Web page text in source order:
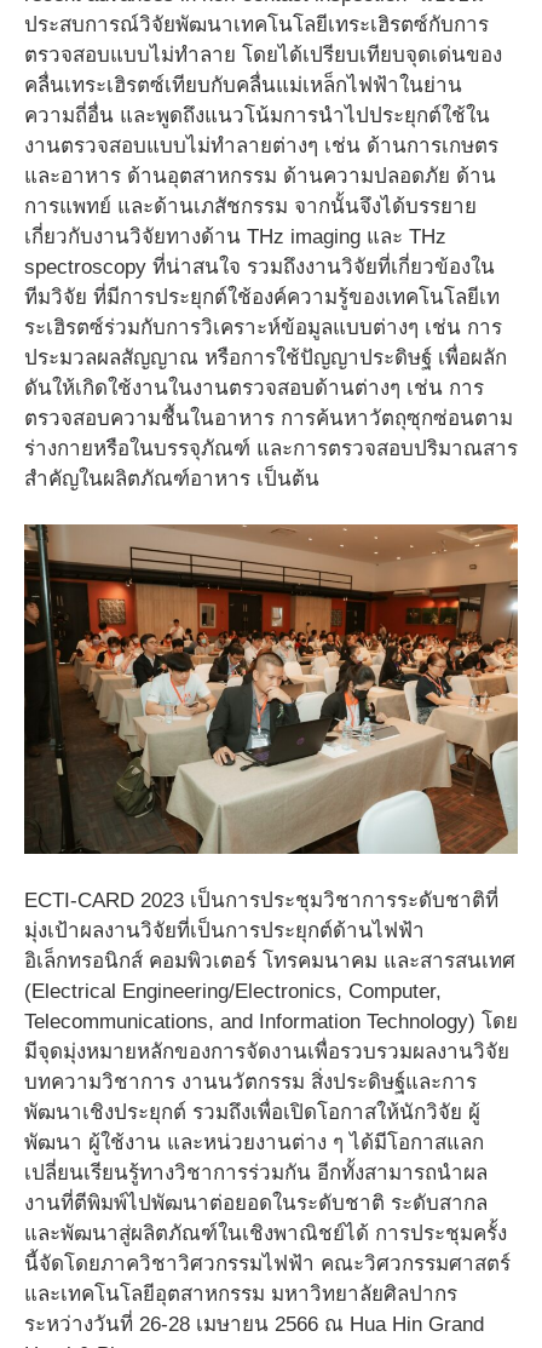
ประสบการณ์วิจัยพัฒนาเทคโนโลยีเทระเฮิรตซ์กับการ
ตรวจสอบแบบไม่ทำลาย โดยได้เปรียบเทียบจุดเด่นของ
คลื่นเทระเฮิรตซ์เทียบกับคลื่นแม่เหล็กไฟฟ้าในย่าน
ความถี่อื่น และพูดถึงแนวโน้มการนำไปประยุกต์ใช้ใน
งานตรวจสอบแบบไม่ทำลายต่างๆ เช่น ด้านการเกษตร
และอาหาร ด้านอุตสาหกรรม ด้านความปลอดภัย ด้าน
การแพทย์ และด้านเภสัชกรรม จากนั้นจึงได้บรรยาย
เกี่ยวกับงานวิจัยทางด้าน THz imaging และ THz
spectroscopy ที่น่าสนใจ รวมถึงงานวิจัยที่เกี่ยวข้องใน
ทีมวิจัย ที่มีการประยุกต์ใช้องค์ความรู้ของเทคโนโลยีเท
ระเฮิรตซ์ร่วมกับการวิเคราะห์ข้อมูลแบบต่างๆ เช่น การ
ประมวลผลสัญญาณ หรือการใช้ปัญญาประดิษฐ์ เพื่อผลัก
ดันให้เกิดใช้งานในงานตรวจสอบด้านต่างๆ เช่น การ
ตรวจสอบความชื้นในอาหาร การค้นหาวัตถุซุกซ่อนตาม
ร่างกายหรือในบรรจุภัณฑ์ และการตรวจสอบปริมาณสาร
สำคัญในผลิตภัณฑ์อาหาร เป็นต้น
ECTI-CARD 2023 เป็นการประชุมวิชาการระดับชาติที่
มุ่งเป้าผลงานวิจัยที่เป็นการประยุกต์ด้านไฟฟ้า
อิเล็กทรอนิกส์ คอมพิวเตอร์ โทรคมนาคม และสารสนเทศ
(Electrical Engineering/Electronics, Computer,
Telecommunications, and Information Technology) โดย
มีจุดมุ่งหมายหลักของการจัดงานเพื่อรวบรวมผลงานวิจัย
บทความวิชาการ งานนวัตกรรม สิ่งประดิษฐ์และการ
พัฒนาเชิงประยุกต์ รวมถึงเพื่อเปิดโอกาสให้นักวิจัย ผู้
พัฒนา ผู้ใช้งาน และหน่วยงานต่าง ๆ ได้มีโอกาสแลก
เปลี่ยนเรียนรู้ทางวิชาการร่วมกัน อีกทั้งสามารถนำผล
งานที่ตีพิมพ์ไปพัฒนาต่อยอดในระดับชาติ ระดับสากล
และพัฒนาสู่ผลิตภัณฑ์ในเชิงพาณิชย์ได้ การประชุมครั้ง
นี้จัดโดยภาควิชาวิศวกรรมไฟฟ้า คณะวิศวกรรมศาสตร์
และเทคโนโลยีอุตสาหกรรม มหาวิทยาลัยศิลปากร
ระหว่างวันที่ 26-28 เมษายน 2566 ณ Hua Hin Grand